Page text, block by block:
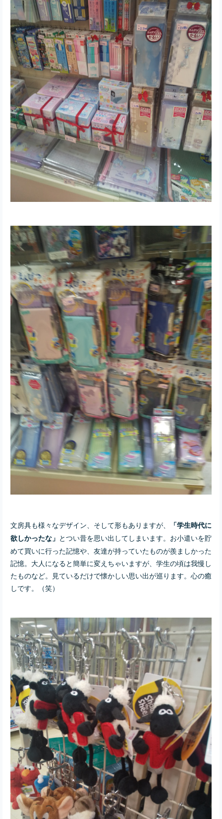
文房具も様々なデザイン、そして形もありますが、
「学生時代に
欲しかったな」 とつい昔を思い出してしまいます。お小遣いを貯
めて買いに行った記憶や、友達が持っていたものが羨ましかった
記憶。大人になると簡単に変えちゃいますが、学生の頃は我慢し
たものなど。見ているだけで懐かしい思い出が巡ります。心の癒
しです。（笑）